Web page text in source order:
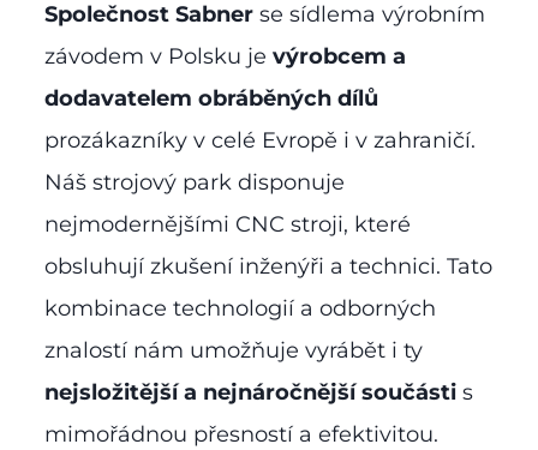
Společnost Sabner se sídlema výrobním
závodem v Polsku je výrobcem a
dodavatelem obráběných dílů
prozákazníky v celé Evropě i v zahraničí.
Náš strojový park disponuje
nejmodernějšími CNC stroji, které
obsluhují zkušení inženýři a technici. Tato
kombinace technologií a odborných
znalostí nám umožňuje vyrábět i ty
nejsložitější a nejnáročnější součásti s
mimořádnou přesností a efektivitou.